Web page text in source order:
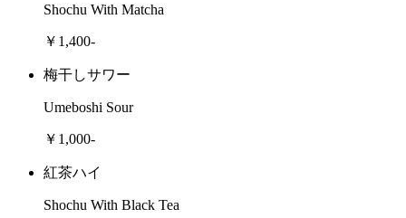
Shochu With Matcha
￥1,400-
梅干しサワー
Umeboshi Sour
￥1,000-
紅茶ハイ
Shochu With Black Tea